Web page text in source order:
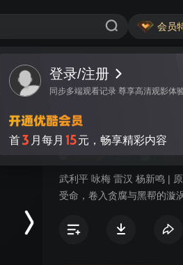
会员
登录/注册
同步多端观看记录 尊享高清观影体
首3 月每月 15元，畅享精彩内容
视频 讨论
县委书记
7.6分
武利平 咏梅 雷汉 杨新鸣 |
受命，卷入贪腐与黑帮的漩